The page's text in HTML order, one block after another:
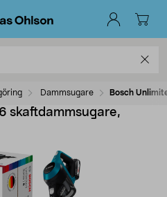
Dammsugare Bosch
skaftdammsugare,